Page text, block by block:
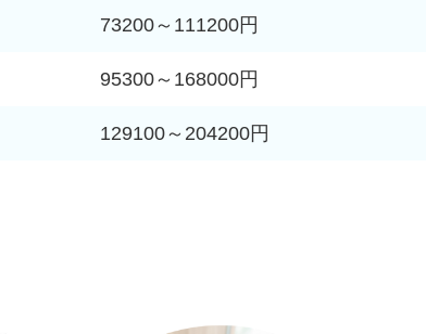
73200～111200円
95300～168000円
129100～204200円